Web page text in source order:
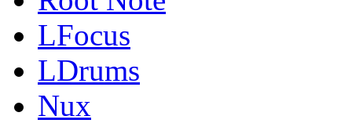
LFocus
LDrums
Nux